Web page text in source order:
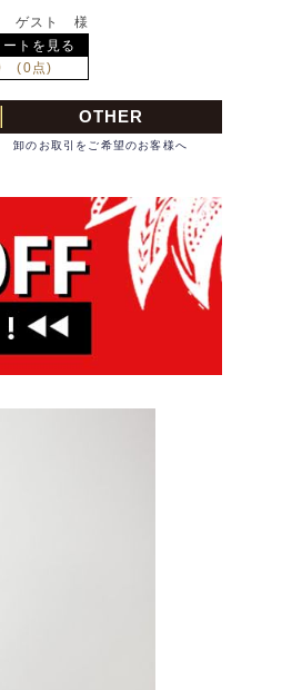
ゲスト 様
ートを見る
(0点)
OTHER
卸のお取引をご希望のお客様へ